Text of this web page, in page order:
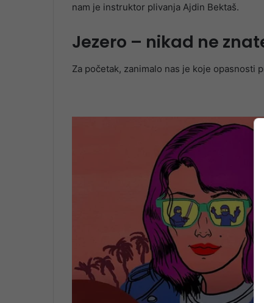
nam je instruktor plivanja Ajdin Bektaš.
Jezero – nikad ne
Za početak, zanimalo nas je koje opasnosti